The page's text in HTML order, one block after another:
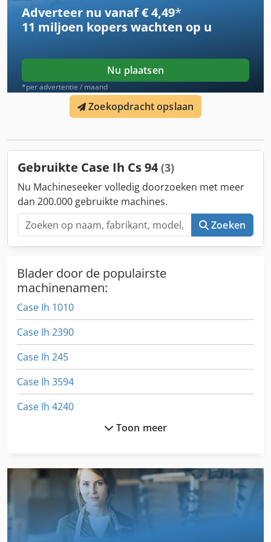
mogelijk deel uit van een ander aanbod. Wijzigingen en
fouten voorbehouden. Inventarisnummer: 2926-26
Adverteer nu vanaf € 4,49*
11 miljoen koperswachten op u
Nu plaatsen
*per advertentie / maand
Zoekopdracht opslaan
Gebruikte Case Ih Cs 94 (3)
Nu Machineseeker volledig doorzoeken met meer
dan 200.000 gebruikte machines.
Zoeken
Blader door de populairste
machinenamen:
Case Ih 1010
Case Ih 2390
Case Ih 245
Case Ih 3594
Case Ih 4240
Case Ih 8930
Case Ih Cs 100
Case Ih Cs 110
Toon meer